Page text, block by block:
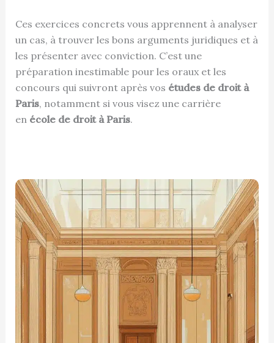
Ces exercices concrets vous apprennent à analyser
un cas, à trouver les bons arguments juridiques et à
les présenter avec conviction. C’est une
préparation inestimable pour les oraux et les
concours qui suivront après vos études de droit à
Paris, notamment si vous visez une carrière
en école de droit à Paris.